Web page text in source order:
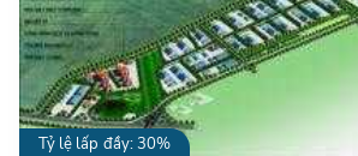
Tỷ lệ lấp đầy: 30%